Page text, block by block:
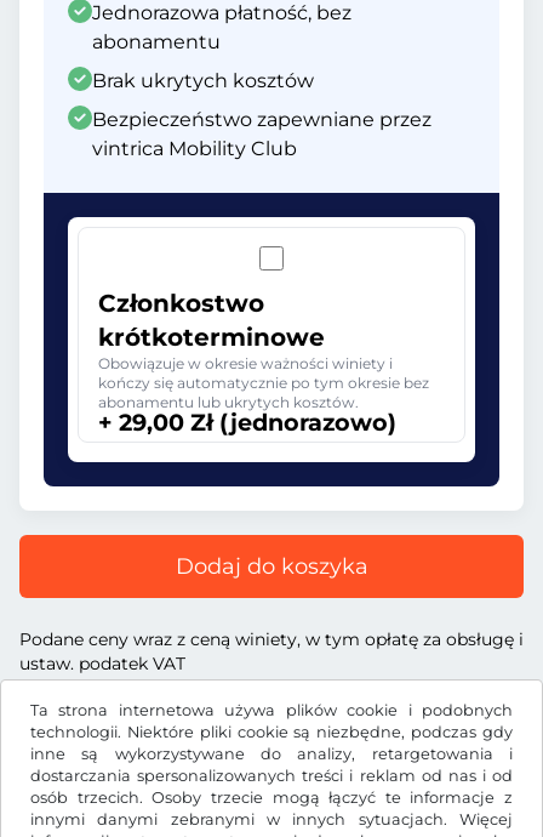
Ta strona internetowa używa plików cookie i podobnych
technologii. Niektóre pliki cookie są niezbędne, podczas gdy
inne są wykorzystywane do analizy, retargetowania i
dostarczania spersonalizowanych treści i reklam od nas i od
osób trzecich. Osoby trzecie mogą łączyć te informacje z
innymi danymi zebranymi w innych sytuacjach. Więcej
Jednorazowa płatność, bez
abonamentu
Brak ukrytych kosztów
Bezpieczeństwo zapewniane przez
vintrica Mobility Club
Członkostwo
krótkoterminowe
Obowiązuje w okresie ważności winiety i
kończy się automatycznie po tym okresie bez
abonamentu lub ukrytych kosztów.
+ 29,00 Zł (jednorazowo)
Dodaj do koszyka
Podane ceny wraz z ceną winiety, w tym opłatę za obsługę i
ustaw. podatek VAT
ZłPLN